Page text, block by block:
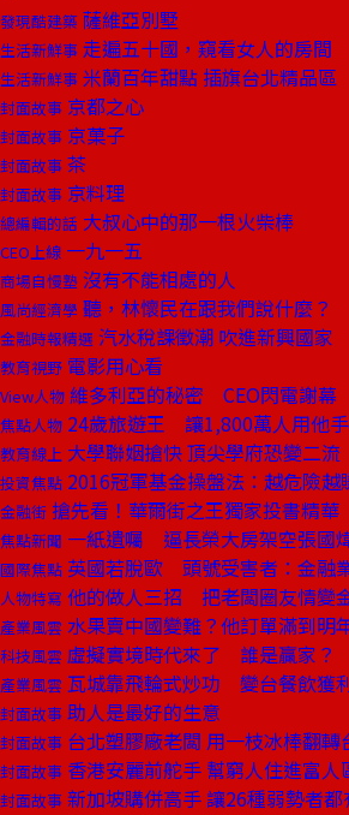
發現酷建築 薩維亞別墅
生活新鮮事 走遍五十國，窺看女人的房間
生活新鮮事 米蘭百年甜點 插旗台北精品區
封面故事 京都之心
封面故事 京菓子
封面故事 茶
封面故事 京料理
總編輯的話 大叔心中的那一根火柴棒
CEO上線 一九一五
商場自慢塾 沒有不能相處的人
風尚經濟學 聽，林懷民在跟我們說什麼？
金融時報精選 汽水稅課徵潮 吹進新興國家
教育視野 電影用心看
View人物 維多利亞的秘密 CEO閃電謝幕
焦點人物 24歲旅遊王 讓1,800萬人用他
教育線上 大學聯姻搶快 頂尖學府恐變二流
投資焦點 2016冠軍基金操盤法：越危險越
金融街 搶先看！華爾街之王獨家投書精華
焦點新聞 一紙遺囑 逼長榮大房架空張國
國際焦點 英國若脫歐 頭號受害者：金融
人物特寫 他的做人三招 把老闆圈友情變
產業風雲 水果賣中國變難？他訂單滿到明
科技風雲 虛擬實境時代來了 誰是贏家？
產業風雲 瓦城靠飛輪式炒功 變台餐飲獲
封面故事 助人是最好的生意
封面故事 台北塑膠廠老闆 用一枝冰棒翻轉
封面故事 香港安麗前舵手 幫窮人住進富人
封面故事 新加坡購併高手 讓26種弱勢者